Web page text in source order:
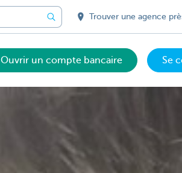
Trouver une agence
Ouvrir un compte bancaire Se